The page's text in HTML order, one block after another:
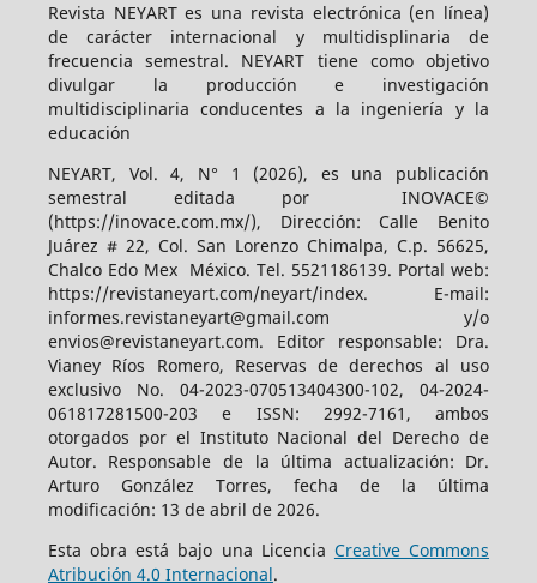
Revista NEYART es una revista electrónica (en línea)
de carácter internacional y multidisplinaria de
frecuencia semestral. NEYART tiene como objetivo
divulgar la producción e investigación
multidisciplinaria conducentes a la ingeniería y la
educación
NEYART, Vol. 4, N° 1 (2026), es una publicación
semestral editada por INOVACE©
(https://inovace.com.mx/), Dirección: Calle Benito
Juárez # 22, Col. San Lorenzo Chimalpa, C.p. 56625,
Chalco Edo Mex México. Tel. 5521186139. Portal web:
https://revistaneyart.com/neyart/index. E-mail:
informes.revistaneyart@gmail.com y/o
envios@revistaneyart.com. Editor responsable: Dra.
Vianey Ríos Romero, Reservas de derechos al uso
exclusivo No. 04-2023-070513404300-102, 04-2024-
061817281500-203 e ISSN: 2992-7161, ambos
otorgados por el Instituto Nacional del Derecho de
Autor. Responsable de la última actualización: Dr.
Arturo González Torres, fecha de la última
modificación: 13 de abril de 2026.
Esta obra está bajo una Licencia Creative Commons
Atribución 4.0 Internacional.